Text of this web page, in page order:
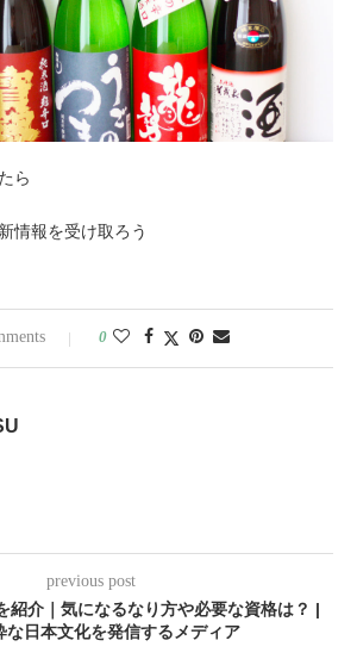
ら
情報を受け取ろう
0
previous post
紹介｜気になるなり方や必要な資格は？ |
な日本文化を発信するメディア